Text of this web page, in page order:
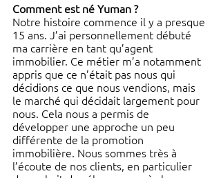
Comment est né Yuman ?
Notre histoire commence il y a presque
15 ans. J’ai personnellement débuté
ma carrière en tant qu’agent
immobilier. Ce métier m’a notamment
appris que ce n’était pas nous qui
décidions ce que nous vendions, mais
le marché qui décidait largement pour
nous. Cela nous a permis de
développer une approche un peu
différente de la promotion
immobilière. Nous sommes très à
l’écoute de nos clients, en particulier